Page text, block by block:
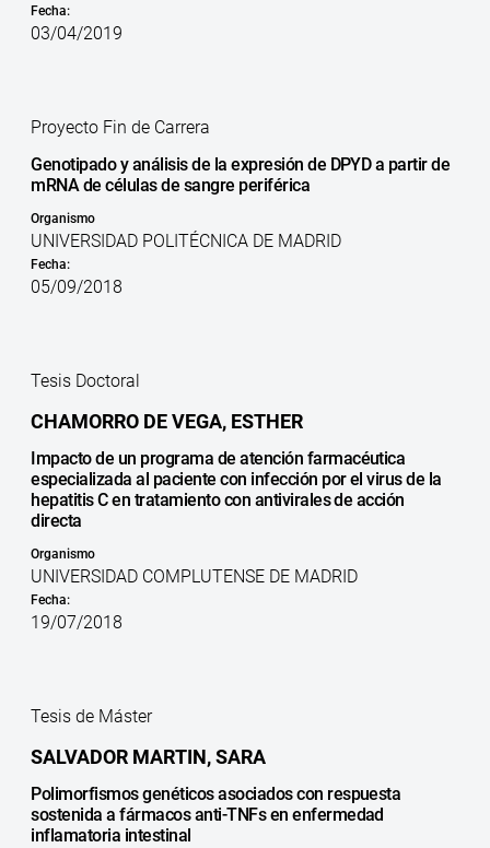
Fecha:
03/04/2019
Proyecto Fin de Carrera
Genotipado y análisis de la expresión de DPYD a partir de
mRNA de células de sangre periférica
Organismo
UNIVERSIDAD POLITÉCNICA DE MADRID
Fecha:
05/09/2018
Tesis Doctoral
CHAMORRO DE VEGA, ESTHER
Impacto de un programa de atención farmacéutica
especializada al paciente con infección por el virus de la
hepatitis C en tratamiento con antivirales de acción
directa
Organismo
UNIVERSIDAD COMPLUTENSE DE MADRID
Fecha:
19/07/2018
Tesis de Máster
SALVADOR MARTIN, SARA
Polimorfismos genéticos asociados con respuesta
sostenida a fármacos anti-TNFs en enfermedad
inflamatoria intestinal